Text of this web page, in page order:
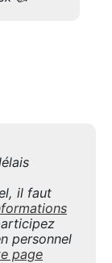
il faut
personnel
page